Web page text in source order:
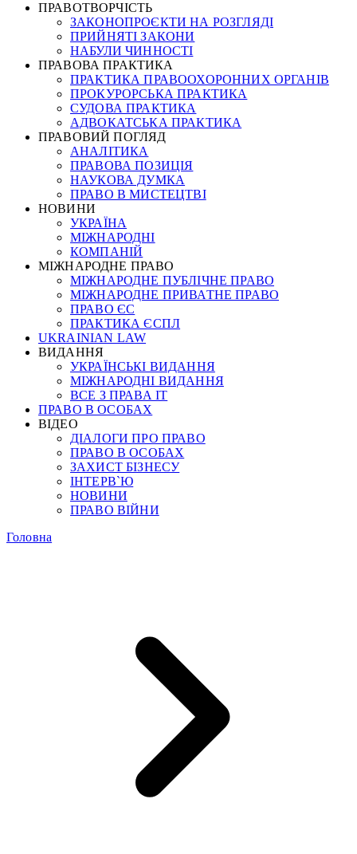
ПРАВОТВОРЧІСТЬ
ЗАКОНОПРОЄКТИ НА РОЗГЛЯДІ
ПРИЙНЯТІ ЗАКОНИ
НАБУЛИ ЧИННОСТІ
ПРАВОВА ПРАКТИКА
ПРАКТИКА ПРАВООХОРОННИХ ОРГАНІВ
ПРОКУРОРСЬКА ПРАКТИКА
СУДОВА ПРАКТИКА
АДВОКАТСЬКА ПРАКТИКА
ПРАВОВИЙ ПОГЛЯД
АНАЛІТИКА
ПРАВОВА ПОЗИЦІЯ
НАУКОВА ДУМКА
ПРАВО В МИСТЕЦТВІ
НОВИНИ
УКРАЇНА
МІЖНАРОДНІ
КОМПАНІЙ
МІЖНАРОДНЕ ПРАВО
МІЖНАРОДНЕ ПУБЛІЧНЕ ПРАВО
МІЖНАРОДНЕ ПРИВАТНЕ ПРАВО
ПРАВО ЄС
ПРАКТИКА ЄСПЛ
UKRAINIAN LAW
ВИДАННЯ
УКРАЇНСЬКІ ВИДАННЯ
МІЖНАРОДНІ ВИДАННЯ
ВСЕ З ПРАВА ІТ
ПРАВО В ОСОБАХ
ВІДЕО
ДІАЛОГИ ПРО ПРАВО
ПРАВО В ОСОБАХ
ЗАХИСТ БІЗНЕСУ
ІНТЕРВ`Ю
НОВИНИ
ПРАВО ВІЙНИ
Головна